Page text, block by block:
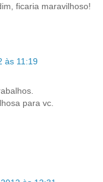
ficaria maravilhoso!
às 11:19
para vc.